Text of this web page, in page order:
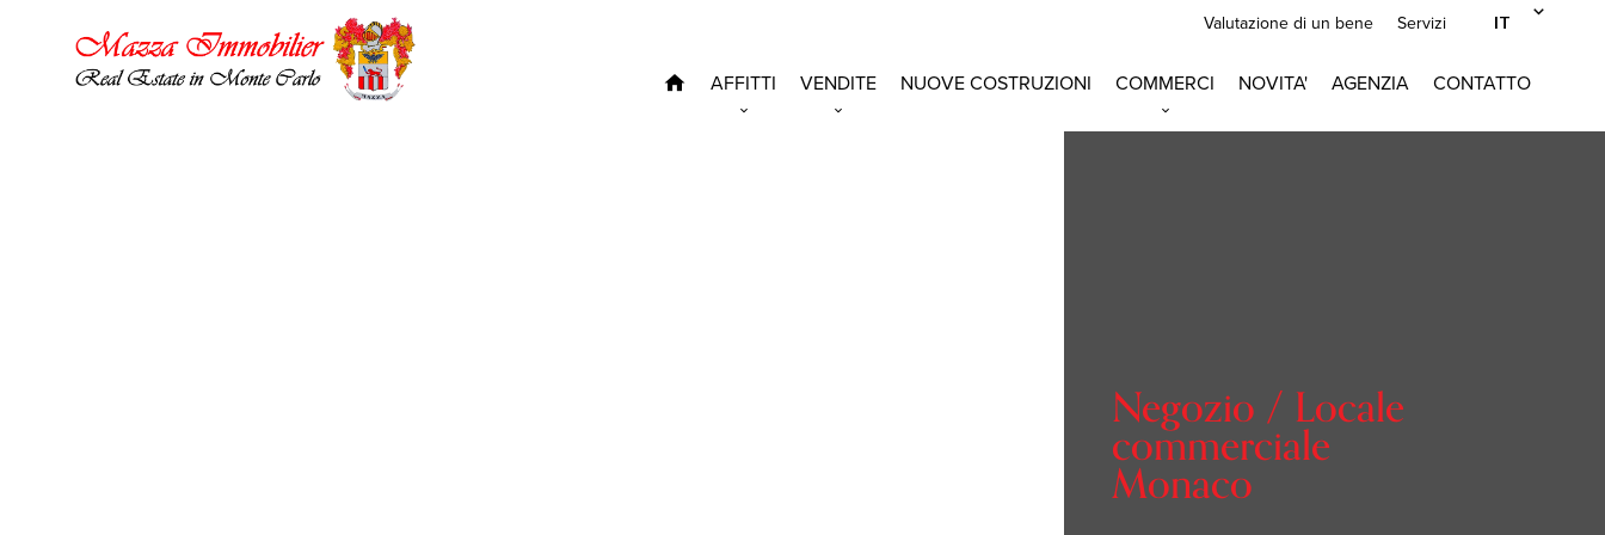
Valutazione di un bene Servizi IT
AFFITTI VENDITE NUOVE COSTRUZIONI COMMERCI NOVITA' AGENZIA CONTATTO
Negozio / Locale
commerciale
Monaco